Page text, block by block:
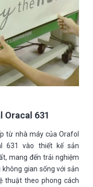
Oracal 631
từ nhà máy của Orafol
631 vào thiết kế sản
mang đến trải nghiệm
gian sống với sản
thuật theo phong cách